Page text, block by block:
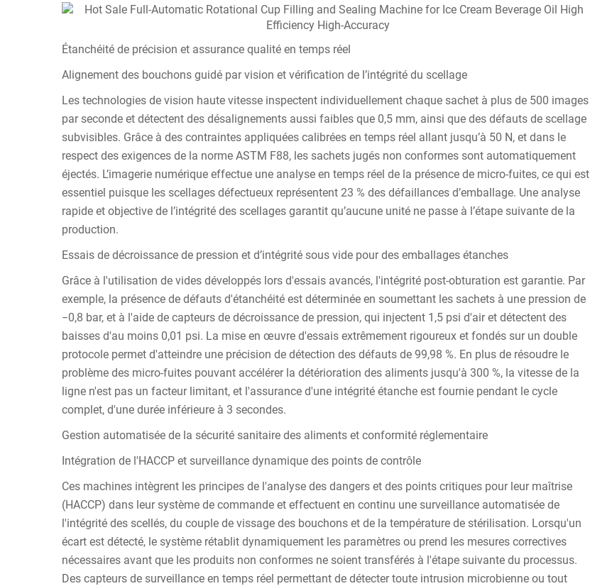
Étanchéité de précision et assurance qualité en temps réel
Alignement des bouchons guidé par vision et vérification de l’intégrité du scellage
Les technologies de vision haute vitesse inspectent individuellement chaque sachet à plus de 500 images
par seconde et détectent des désalignements aussi faibles que 0,5 mm, ainsi que des défauts de scellage
subvisibles. Grâce à des contraintes appliquées calibrées en temps réel allant jusqu’à 50 N, et dans le
respect des exigences de la norme ASTM F88, les sachets jugés non conformes sont automatiquement
éjectés. L’imagerie numérique effectue une analyse en temps réel de la présence de micro-fuites, ce qui est
essentiel puisque les scellages défectueux représentent 23 % des défaillances d’emballage. Une analyse
rapide et objective de l’intégrité des scellages garantit qu’aucune unité ne passe à l’étape suivante de la
production.
Essais de décroissance de pression et d’intégrité sous vide pour des emballages étanches
Grâce à l'utilisation de vides développés lors d'essais avancés, l'intégrité post-obturation est garantie. Par
exemple, la présence de défauts d'étanchéité est déterminée en soumettant les sachets à une pression de
−0,8 bar, et à l'aide de capteurs de décroissance de pression, qui injectent 1,5 psi d'air et détectent des
baisses d'au moins 0,01 psi. La mise en œuvre d'essais extrêmement rigoureux et fondés sur un double
protocole permet d'atteindre une précision de détection des défauts de 99,98 %. En plus de résoudre le
problème des micro-fuites pouvant accélérer la détérioration des aliments jusqu'à 300 %, la vitesse de la
ligne n'est pas un facteur limitant, et l'assurance d'une intégrité étanche est fournie pendant le cycle
complet, d'une durée inférieure à 3 secondes.
Gestion automatisée de la sécurité sanitaire des aliments et conformité réglementaire
Intégration de l'HACCP et surveillance dynamique des points de contrôle
Ces machines intègrent les principes de l'analyse des dangers et des points critiques pour leur maîtrise
(HACCP) dans leur système de commande et effectuent en continu une surveillance automatisée de
l'intégrité des scellés, du couple de vissage des bouchons et de la température de stérilisation. Lorsqu'un
écart est détecté, le système rétablit dynamiquement les paramètres ou prend les mesures correctives
nécessaires avant que les produits non conformes ne soient transférés à l'étape suivante du processus.
Des capteurs de surveillance en temps réel permettant de détecter toute intrusion microbienne ou tout